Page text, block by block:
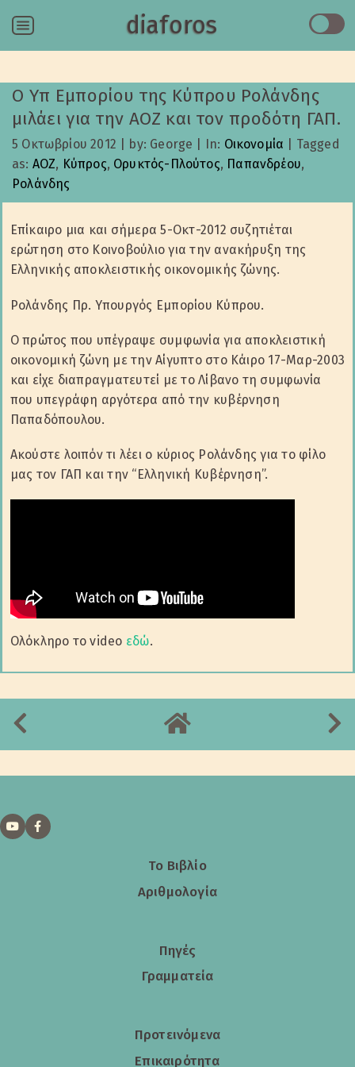
Menu diaforos
Ο Υπ Εμπορίου της Κύπρου Ρολάνδης
μιλάει για την ΑΟΖ και τον προδότη ΓΑΠ.
5 Οκτωβρίου 2012 by: George In: Οικονομία
Tagged
as: ΑΟΖ, Κύπρος, Ορυκτός-Πλούτος, Παπανδρέου,
Ρολάνδης
Επίκαιρο μια και σήμερα 5-Οκτ-2012 συζητιέται
ερώτηση στο Κοινοβούλιο για την ανακήρυξη της
Ελληνικής αποκλειστικής οικονομικής ζώνης.
Ρολάνδης Πρ. Υπουργός Εμπορίου Κύπρου.
Ο πρώτος που υπέγραψε συμφωνία για αποκλειστική
οικονομική ζώνη με την Αίγυπτο στο Κάιρο 17-Μαρ-2003
και είχε διαπραγματευτεί με το Λίβανο τη συμφωνία
που υπεγράφη αργότερα από την κυβέρνηση
Παπαδόπουλου.
Ακούστε λοιπόν τι λέει ο κύριος Ρολάνδης για το φίλο
μας τον ΓΑΠ και την “Ελληνική Κυβέρνηση”.
Ολόκληρο το video εδώ.
Το Βιβλίο
Αριθμολογία
Πηγές
Γραμματεία
Προτεινόμενα
Επικαιρότητα